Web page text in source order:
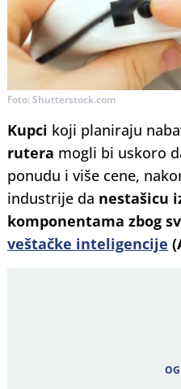
Foto: Shutterstock.com
Kupci koji planiraju
rutera mogli bi uskoro
ponudu i više cene,
industrije da nestašicu
komponentama zbog
veštačke inteligencije